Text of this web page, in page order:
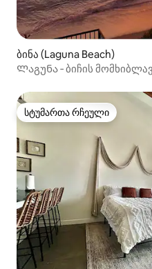
ბინა (Laguna Beach)
Ლაგუნა ‑ ბიჩის
სტუმართა რჩეული
სტუმართა რჩეული